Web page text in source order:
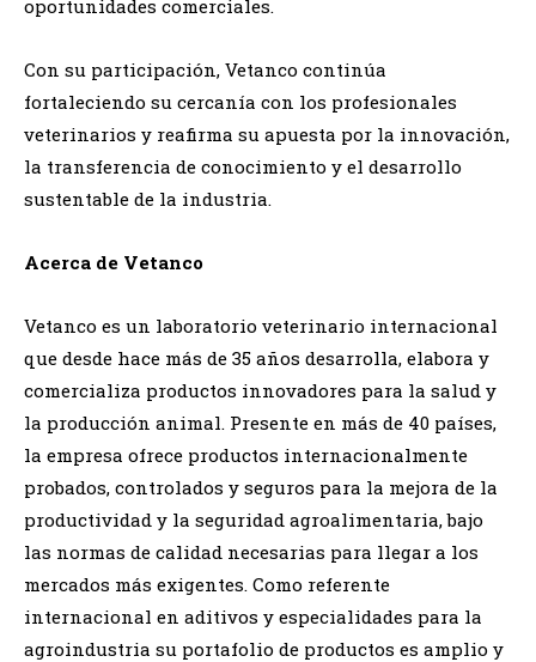
oportunidades comerciales.
Con su participación, Vetanco continúa
fortaleciendo su cercanía con los profesionales
veterinarios y reafirma su apuesta por la innovación,
la transferencia de conocimiento y el desarrollo
sustentable de la industria.
Acerca de Vetanco
Vetanco es un laboratorio veterinario internacional
que desde hace más de 35 años desarrolla, elabora y
comercializa productos innovadores para la salud y
la producción animal. Presente en más de 40 países,
la empresa ofrece productos internacionalmente
probados, controlados y seguros para la mejora de la
productividad y la seguridad agroalimentaria, bajo
las normas de calidad necesarias para llegar a los
mercados más exigentes. Como referente
internacional en aditivos y especialidades para la
agroindustria su portafolio de productos es amplio y